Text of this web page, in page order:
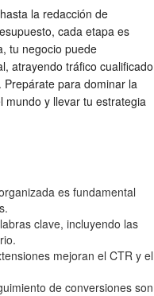
la redacción de
cada etapa es
tu negocio puede
atrayendo tráfico cualificado
para dominar la
mundo y llevar tu estrategia
es fundamental
clave, incluyendo las
mejoran el CTR y el
de conversiones son